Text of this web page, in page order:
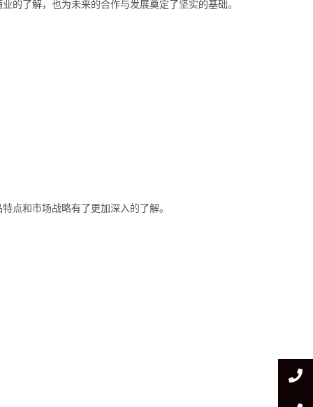
的了解，也为未来的合作与发展奠定了坚实的基础。
点和市场战略有了更加深入的了解。